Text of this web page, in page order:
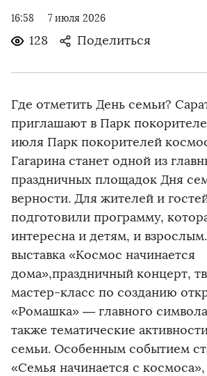
16:58 7 июля 2026
128 Поделиться
Где отметить День семьи?
приглашают в Парк
июля Парк покорителей
Гагарина станет одной из
праздничных площадок Дня
верности. Для жителей и
подготовили программу,
интересна и детям, и
выставка «Космос начинается
дома»,праздничный концерт,
мастер-класс по созданию
«Ромашка» — главного
также тематические
семьи. Особенным событием
«Семья начинается с